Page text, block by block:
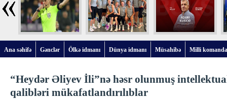
Ana səhifə Gənclər Ölkə idmanı Dünya idmanı Müsahibə Milli
“Heydər Əliyev İli”nə həsr olunmuş
qalibləri mükafatlandırılıblar